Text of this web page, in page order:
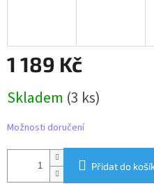
1 189 Kč
cena:
Skladem (3 ks)
Možnosti doručení
Přidat do